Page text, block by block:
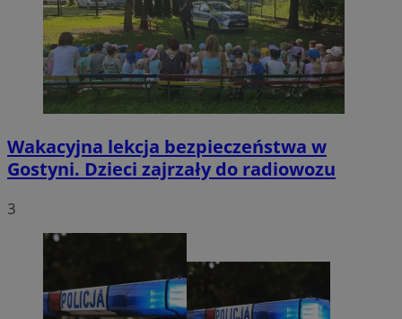
Wakacyjna lekcja bezpieczeństwa w
Gostyni. Dzieci zajrzały do radiowozu
3